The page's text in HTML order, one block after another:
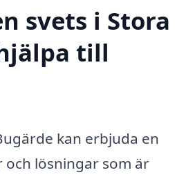
svets i Stora
till
kan erbjuda en
lösningar som är